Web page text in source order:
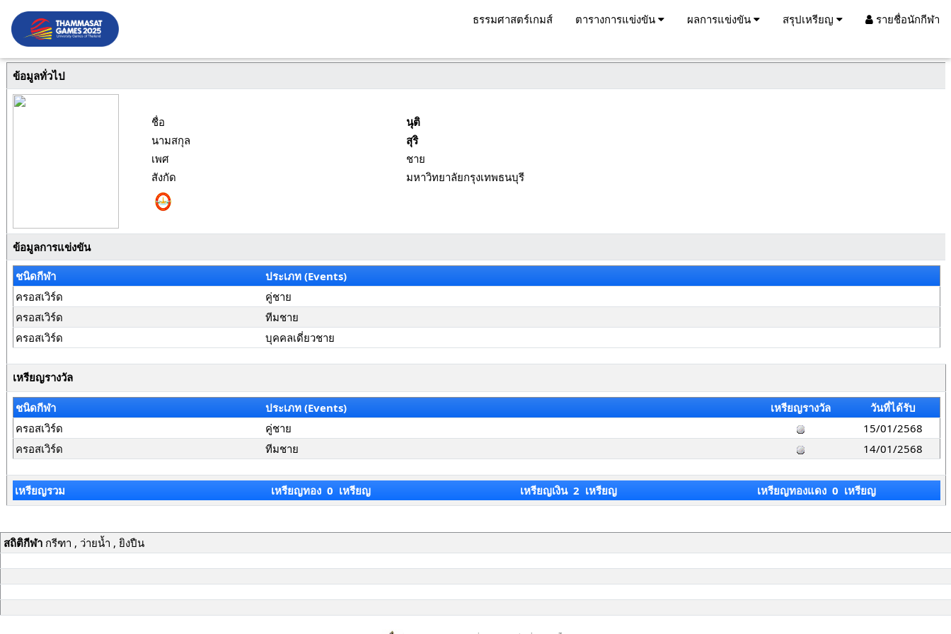
ธรรมศาสตร์เกมส์ ตารางการแข่งขัน ผลการแข่งขัน สรุปเหรียญ รายชื่อนักกีฬา
ข้อมูลทั่วไป
ชื่อ
นุติ
นามสกุล
สุริ
เพศ
ชาย
สังกัด
มหาวิทยาลัยกรุงเทพธนบุรี
ข้อมูลการแข่งขัน
ชนิดกีฬา
ประเภท (Events)
ครอสเวิร์ด
คู่ชาย
ครอสเวิร์ด
ทีมชาย
ครอสเวิร์ด
บุคคลเดี่ยวชาย
เหรียญรางวัล
ชนิดกีฬา ประเภท (Events) เหรียญรางวัล
วันที่ได้รับ
ครอสเวิร์ด
คู่ชาย
15/01/2568
ครอสเวิร์ด
ทีมชาย 14/01/2568
เหรียญรวม เหรียญทอง 0 เหรียญ เหรียญเงิน 2 เหรียญ เหรียญทองแดง 0 เหรียญ
สถิติกีฬากรีฑา , ว่ายน้ำ , ยิงปืน